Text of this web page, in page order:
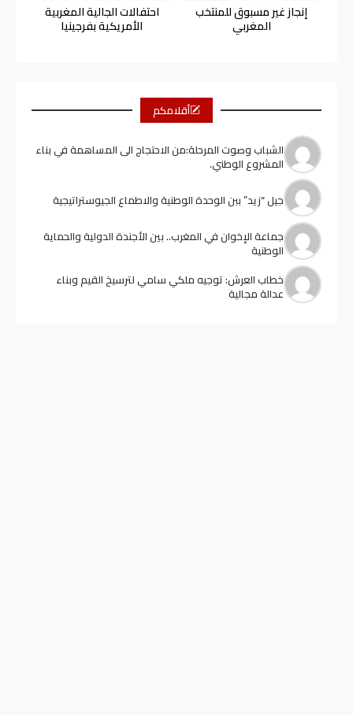
إنجاز غير مسبوق للمنتخب
المغربي
احتفالات الجالية المغربية
الأمريكية بفرجينيا
أقلامكم
الشباب وصوت المرحلة:من الاحتجاج الى المساهمة في بناء
المشروع الوطني.
جيل “زيد” ببن الوحدة الوطنية والاطماع الجيوستراتيجية
جماعة الإخوان في المغرب.. بين الأجندة الدولية والحماية
الوطنية
خطاب العرش: توجيه ملكي سامي لترسيخ القيم وبناء
عدالة مجالية